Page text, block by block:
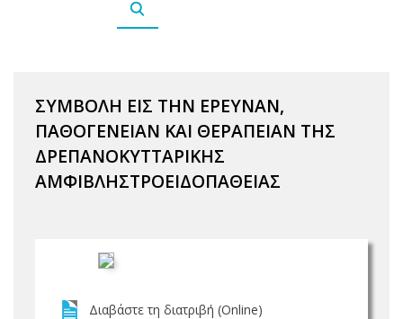
ΣΥΜΒΟΛΗ ΕΙΣ ΤΗΝ ΕΡΕΥΝΑΝ,
ΠΑΘΟΓΕΝΕΙΑΝ ΚΑΙ ΘΕΡΑΠΕΙΑΝ ΤΗΣ
ΔΡΕΠΑΝΟΚΥΤΤΑΡΙΚΗΣ
ΑΜΦΙΒΛΗΣΤΡΟΕΙΔΟΠΑΘΕΙΑΣ
Διαβάστε τη διατριβή (Online)